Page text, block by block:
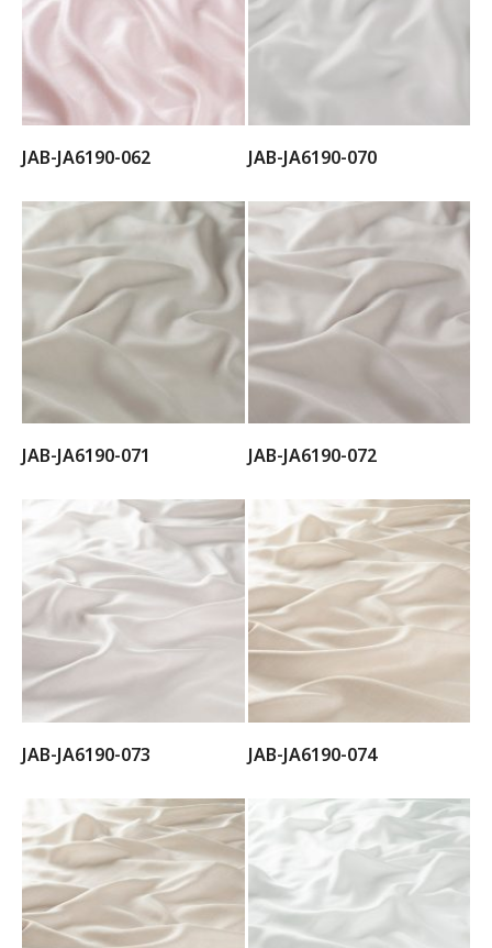
JAB-JA6190-062 JAB-JA6190-070
JAB-JA6190-071 JAB-JA6190-072
JAB-JA6190-073 JAB-JA6190-074